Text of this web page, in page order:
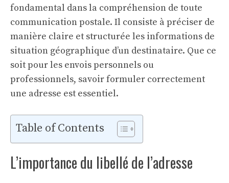
fondamental dans la compréhension de toute
communication postale. Il consiste à préciser de
manière claire et structurée les informations de
situation géographique d’un destinataire. Que ce
soit pour les envois personnels ou
professionnels, savoir formuler correctement
une adresse est essentiel.
Table of Contents
L’importance du libellé de l’adresse